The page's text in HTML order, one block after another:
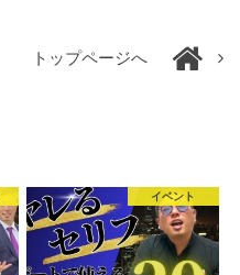
トップページへ
イベント